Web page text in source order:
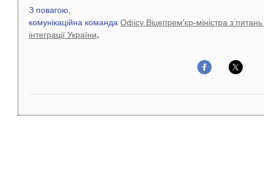
З повагою,
комунікаційна команда Офісу Віцепрем'єр-міністра з
інтеграції України.